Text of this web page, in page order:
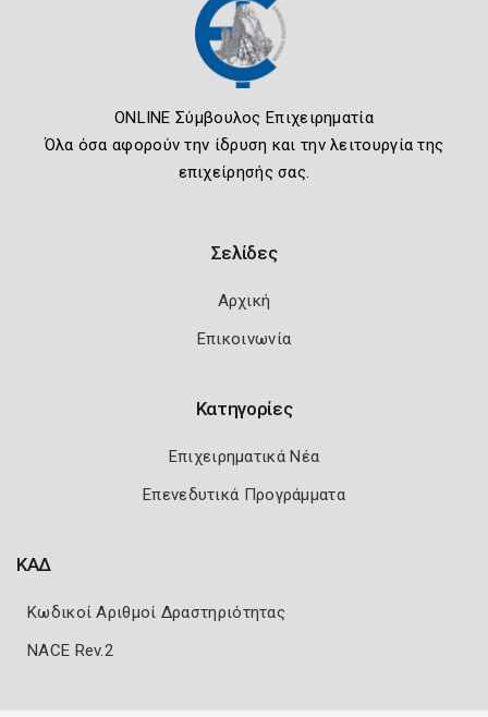
ONLINE Σύμβουλος Επιχειρηματία
Όλα όσα αφορούν την ίδρυση και την λειτουργία της
επιχείρησής σας.
Σελίδες
Αρχική
Επικοινωνία
Κατηγορίες
Επιχειρηματικά Νέα
Επενεδυτικά Προγράμματα
ΚΑΔ
Κωδικοί Αριθμοί Δραστηριότητας
NACE Rev.2